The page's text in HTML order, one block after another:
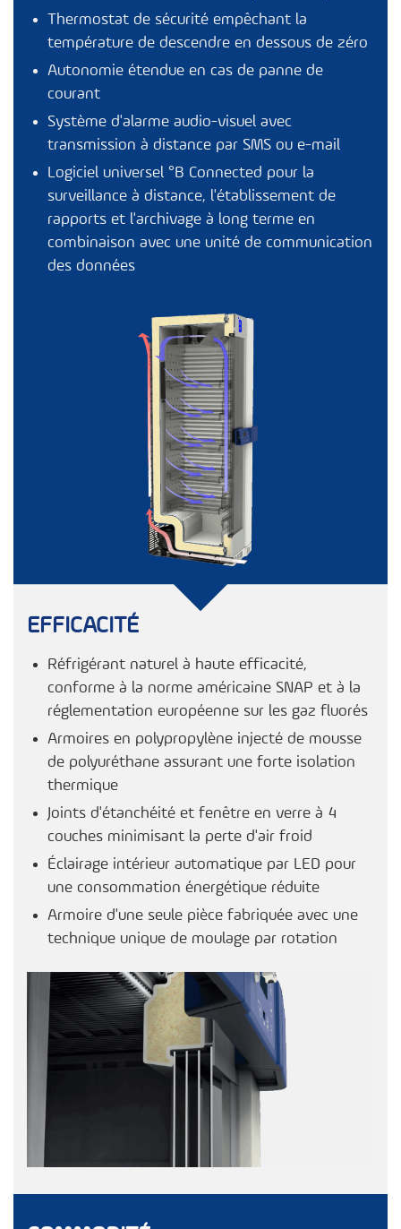
Thermostat de sécurité empêchant la
température de descendre en dessous de zéro
Autonomie étendue en cas de panne de
courant
Système d'alarme audio-visuel avec
transmission à distance par SMS ou e-mail
Logiciel universel °B Connected pour la
surveillance à distance, l'établissement de
rapports et l'archivage à long terme en
combinaison avec une unité de communication
des données
EFFICACITÉ
Réfrigérant naturel à haute efficacité,
conforme à la norme américaine SNAP et à la
réglementation européenne sur les gaz fluorés
Armoires en polypropylène injecté de mousse
de polyuréthane assurant une forte isolation
thermique
Joints d'étanchéité et fenêtre en verre à 4
couches minimisant la perte d'air froid
Éclairage intérieur automatique par LED pour
une consommation énergétique réduite
Armoire d'une seule pièce fabriquée avec une
technique unique de moulage par rotation